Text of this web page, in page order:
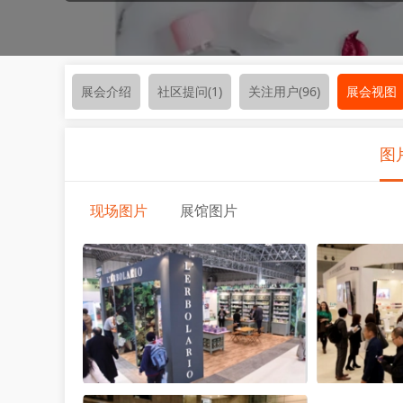
展会介绍 社区提问(1) 关注用户(96) 展会视图
图
现场图片 展馆图片